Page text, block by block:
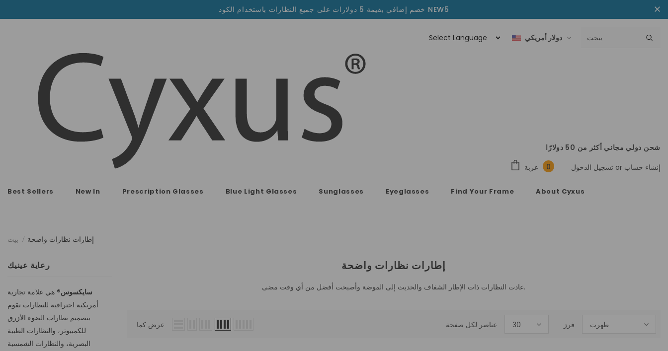
خصم إضافي بقيمة 5 دولارات على جميع النظارات باستخدام الكود NEW5
دولار أمريكي
شحن دولي مجاني أكثر من 50 دولارًا
عربة
0 or إنشاء حساب
Best Sellers New In Prescription Glasses Blue Light Glasses Sunglasses Eyeglasses Find Your Frame About Cyxus
بيت إطارات نظارات واضحة
رعاية عينيك
سايكسوس® هي علامة تجارية
أمريكية احترافية للنظارات تقوم
بتصميم نظارات الضوء الأزرق
للكمبيوتر، والنظارات الطبية
البصرية، والنظارات الشمسية
إطارات نظارات واضحة
عادت النظارات ذات الإطار الشفاف والحديث إلى الموضة وأصبحت أفضل من أي وقت مضى.
عرض كما عناصر لكل صفحة 30 فرز ظهرت